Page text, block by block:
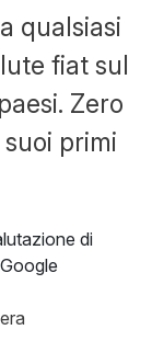
qualsiasi
fiat sul
Zero
primi